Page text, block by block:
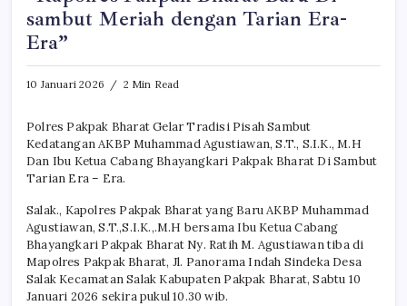
sambut Meriah dengan Tarian Era-
Era”
10 Januari 2026 2 Min Read
Polres Pakpak Bharat Gelar Tradisi Pisah Sambut
Kedatangan AKBP Muhammad Agustiawan, S.T., S.I.K., M.H
Dan Ibu Ketua Cabang Bhayangkari Pakpak Bharat Di Sambut
Tarian Era – Era.
Salak., Kapolres Pakpak Bharat yang Baru AKBP Muhammad
Agustiawan, S.T.,S.I.K.,.M.H bersama Ibu Ketua Cabang
Bhayangkari Pakpak Bharat Ny. Ratih M. Agustiawan tiba di
Mapolres Pakpak Bharat, Jl. Panorama Indah Sindeka Desa
Salak Kecamatan Salak Kabupaten Pakpak Bharat, Sabtu 10
Januari 2026 sekira pukul 10.30 wib.